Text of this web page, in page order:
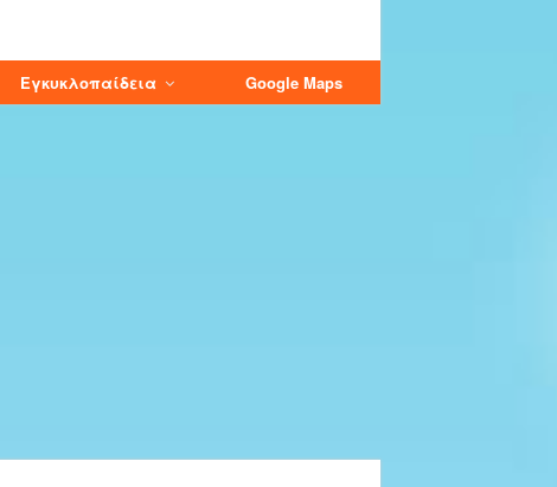
Εγκυκλοπαίδεια Google Maps